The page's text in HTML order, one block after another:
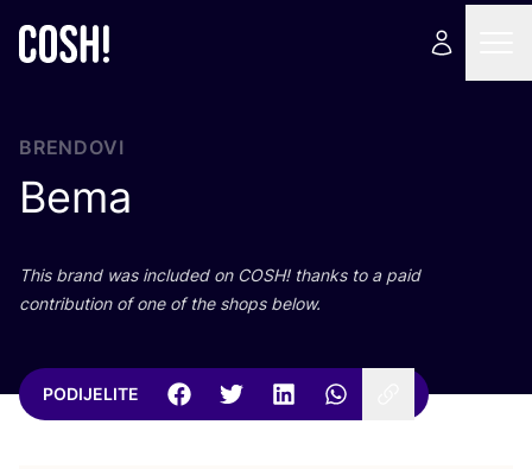
BRENDOVI
Bema
This brand was inclu­ded on COSH! than­ks to a paid
con­tri­bu­ti­on of one of the shops below.
PODIJELITE